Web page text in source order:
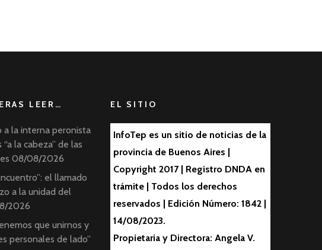
LEER…
a la interna peronista
la cabeza” de las
08/08/2026
el llamado
a la unidad del
2026
que unirnos y
personales de lado”
EL SITIO
InfoTep es un sitio de noticias de la
provincia de Buenos Aires |
Copyright 2017 | Registro DNDA en
trámite | Todos los derechos
reservados | Edición Número: 1842 |
14/08/2023.
Propietaria y Directora: Angela V.